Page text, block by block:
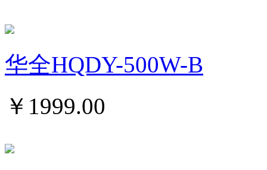
华全HQDY-500W-B
￥ 1999.00